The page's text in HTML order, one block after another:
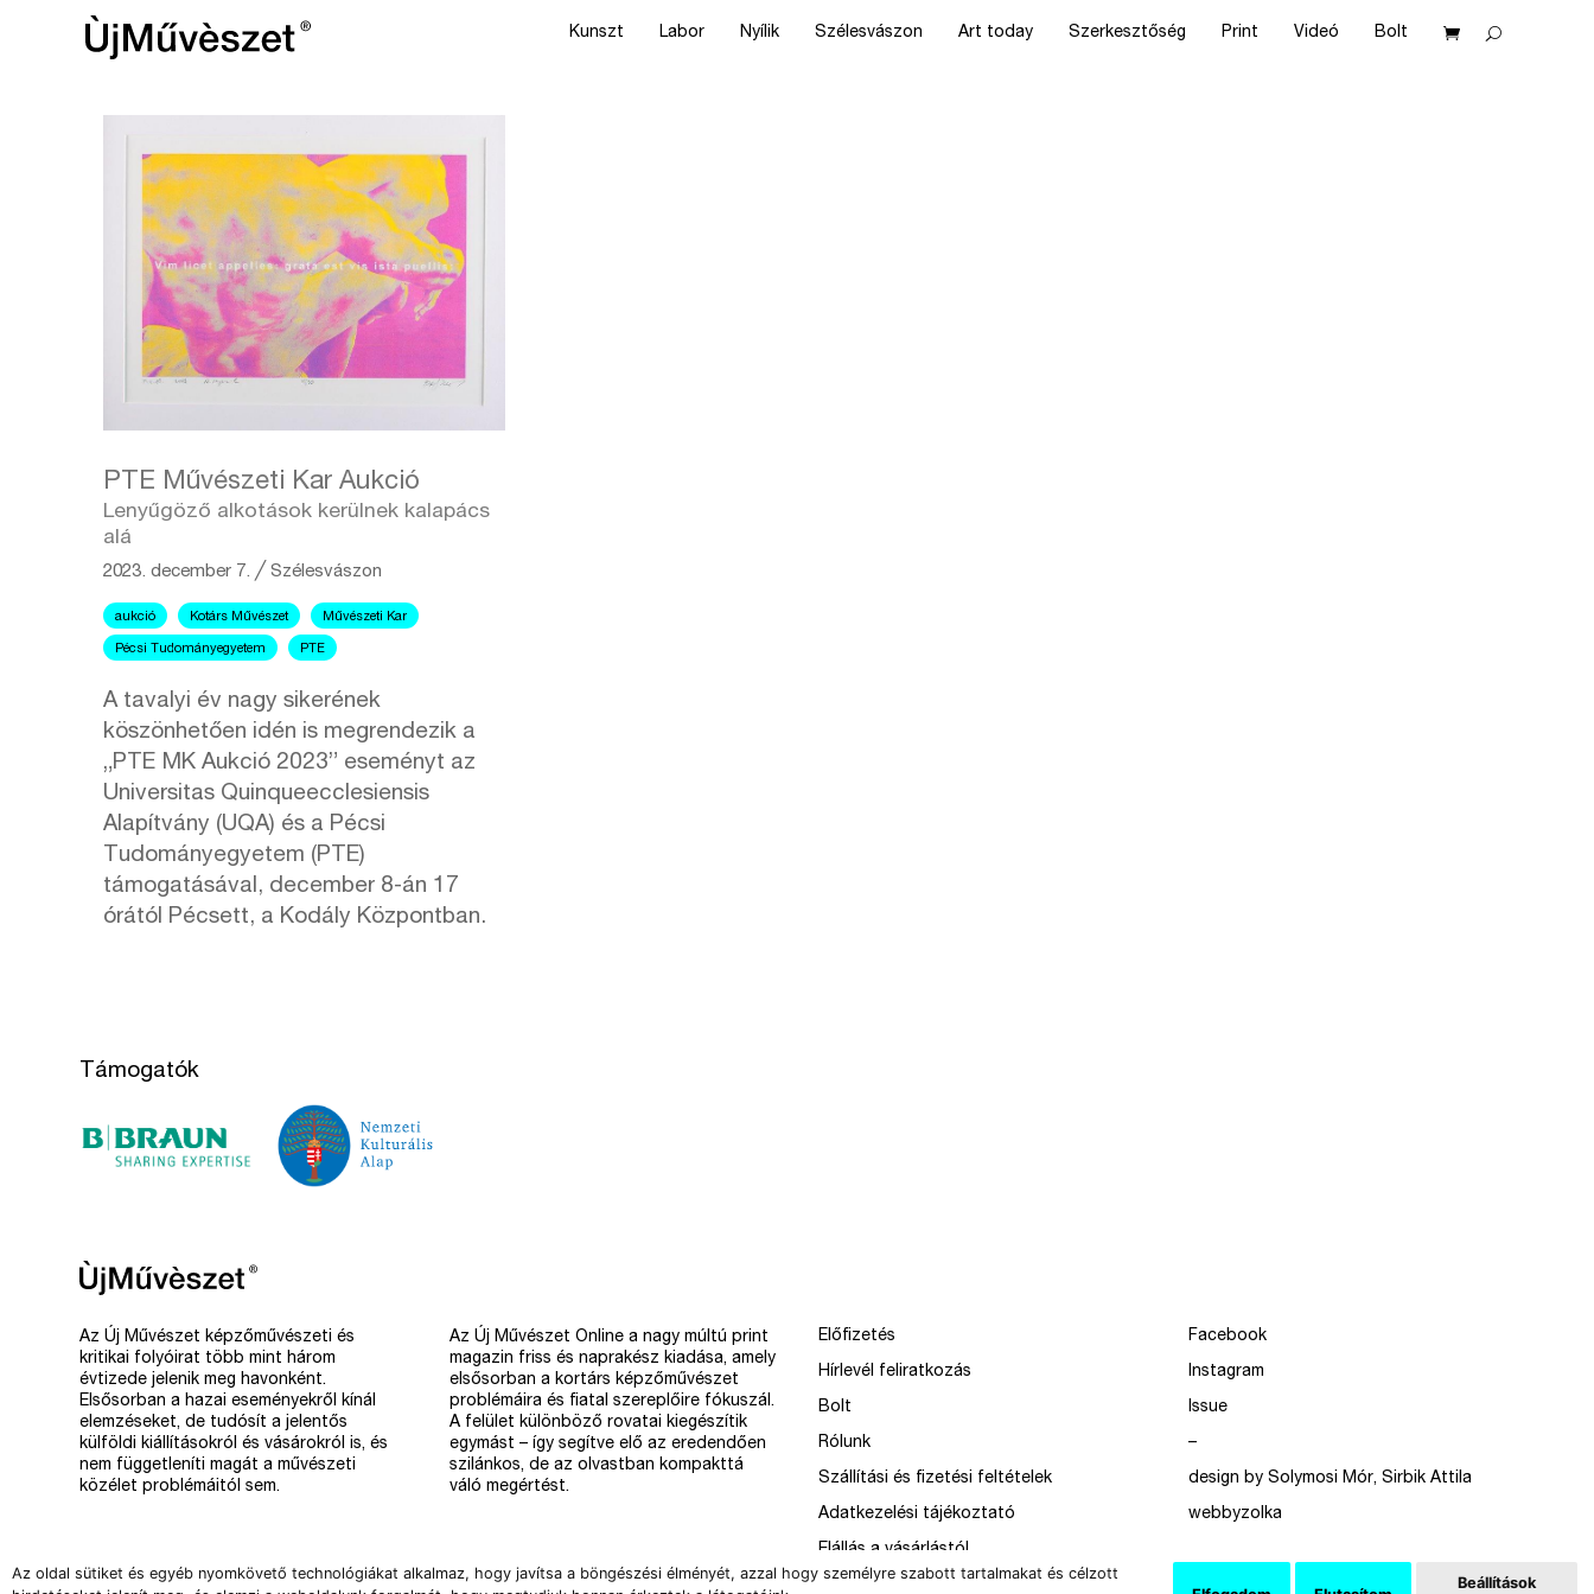
Az oldal sütiket és egyéb nyomkövető technológiákat alkalmaz, hogy javítsa a böngészési élményét, azzal hogy személyre szabott tartalmakat és célzott
Beállítások
Kunszt Labor Nyílik Szélesvászon Art today Szerkesztőség Print Videó Bolt
PTE Művészeti Kar Aukció
Lenyűgöző alkotások kerülnek kalapács
alá
2023. december 7. ╱Szélesvászon
aukció Kotárs Művészet Művészeti Kar
Pécsi Tudományegyetem PTE
A tavalyi év nagy sikerének
köszönhetően idén is megrendezik a
„PTE MK Aukció 2023” eseményt az
Universitas Quinqueecclesiensis
Alapítvány (UQA) és a Pécsi
Tudományegyetem (PTE)
támogatásával, december 8-án 17
órától Pécsett, a Kodály Központban.
Támogatók
Az Új Művészet képzőművészeti és
kritikai folyóirat több mint három
évtizede jelenik meg havonként.
Elsősorban a hazai eseményekről kínál
elemzéseket, de tudósít a jelentős
külföldi kiállításokról és vásárokról is, és
nem függetleníti magát a művészeti
közélet problémáitól sem.
Az Új Művészet Online a nagy múltú print
magazin friss és naprakész kiadása, amely
elsősorban a kortárs képzőművészet
problémáira és fiatal szereplőire fókuszál.
A felület különböző rovatai kiegészítik
egymást – így segítve elő az eredendően
szilánkos, de az olvastban kompakttá
váló megértést.
Előfizetés
Hírlevél feliratkozás
Bolt
Rólunk
Szállítási és fizetési feltételek
Adatkezelési tájékoztató
Elállás a vásárlástól
Facebook
Instagram
Issue
–
design by Solymosi Mór, Sirbik Attila
webbyzolka